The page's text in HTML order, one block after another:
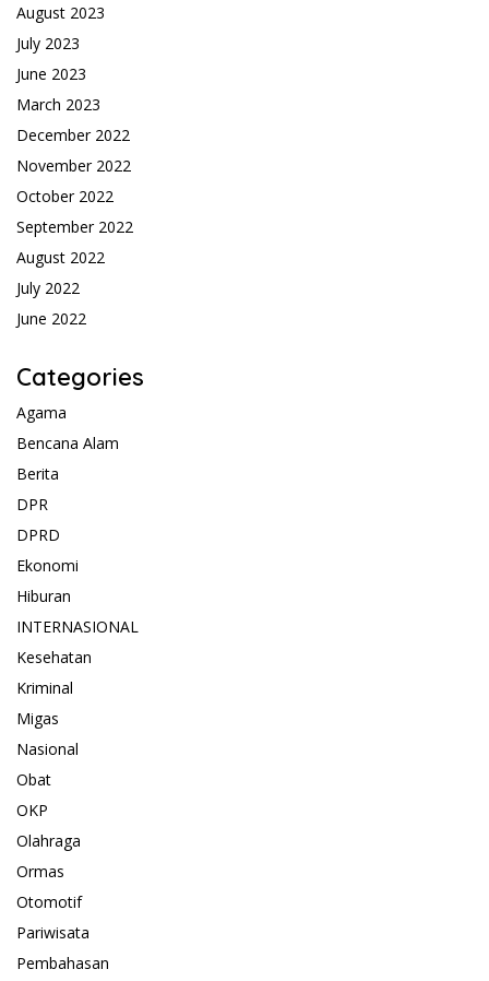
August 2023
July 2023
June 2023
March 2023
December 2022
November 2022
October 2022
September 2022
August 2022
July 2022
June 2022
Categories
Agama
Bencana Alam
Berita
DPR
DPRD
Ekonomi
Hiburan
INTERNASIONAL
Kesehatan
Kriminal
Migas
Nasional
Obat
OKP
Olahraga
Ormas
Otomotif
Pariwisata
Pembahasan